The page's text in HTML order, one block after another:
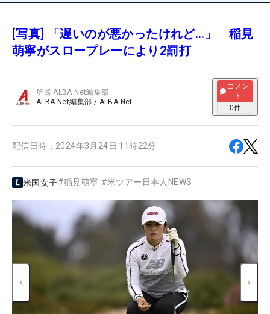
[写真] 「遅いのが悪かったけれど…」 稲見
萌寧がスロープレーにより2罰打
所属ALBA Net編集部
ALBA Net編集部 / ALBA Net
コメン
ト
0件
配信日時： 2024年3月24日 11時22分
米国女子#稲見萌寧 #米ツアー日本人NEWS